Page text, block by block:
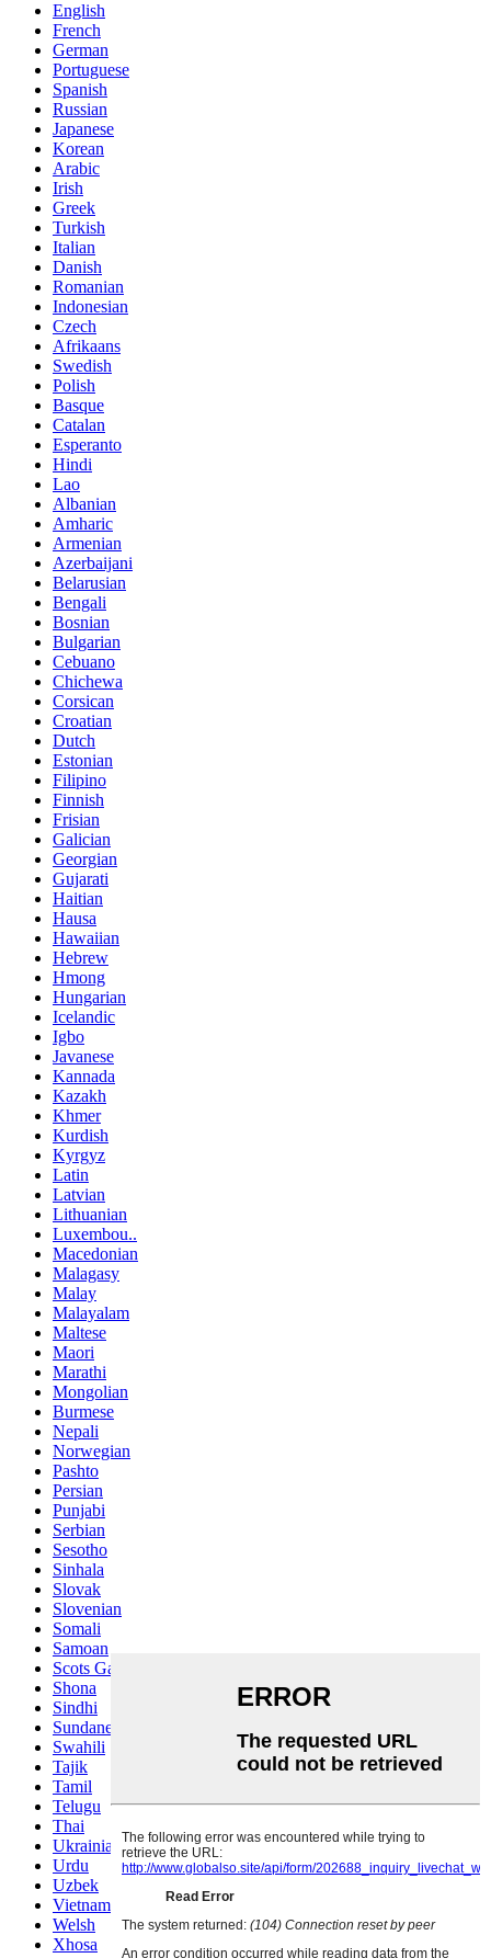
English
French
German
Portuguese
Spanish
Russian
Japanese
Korean
Arabic
Irish
Greek
Turkish
Italian
Danish
Romanian
Indonesian
Czech
Afrikaans
Swedish
Polish
Basque
Catalan
Esperanto
Hindi
Lao
Albanian
Amharic
Armenian
Azerbaijani
Belarusian
Bengali
Bosnian
Bulgarian
Cebuano
Chichewa
Corsican
Croatian
Dutch
Estonian
Filipino
Finnish
Frisian
Galician
Georgian
Gujarati
Haitian
Hausa
Hawaiian
Hebrew
Hmong
Hungarian
Icelandic
Igbo
Javanese
Kannada
Kazakh
Khmer
Kurdish
Kyrgyz
Latin
Latvian
Lithuanian
Luxembou..
Macedonian
Malagasy
Malay
Malayalam
Maltese
Maori
Marathi
Mongolian
Burmese
Nepali
Norwegian
Pashto
Persian
Punjabi
Serbian
Sesotho
Sinhala
Slovak
Slovenian
Somali
Samoan
Scots Gaelic
Shona
Sindhi
Sundanese
Swahili
Tajik
Tamil
Telugu
Thai
Ukrainian
Urdu
Uzbek
Vietnamese
Welsh
Xhosa